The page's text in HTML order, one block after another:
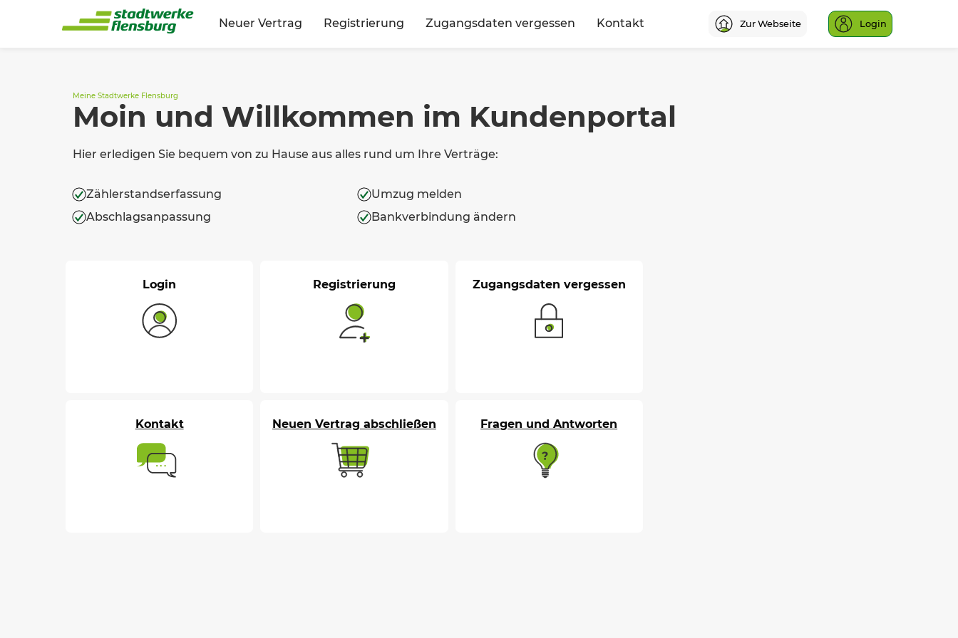
Neuer Vertrag Registrierung Zugangsdaten vergessen Kontakt Zur Webseite Login
Meine Stadtwerke Flensburg
Moin und Willkommen im Kundenportal
Hier erledigen Sie bequem von zu Hause aus alles rund um Ihre Verträge:
Zählerstandserfassung
Umzug melden
Abschlagsanpassung
Bankverbindung ändern
Login Registrierung Zugangsdaten vergessen
Kontakt Neuen Vertrag abschließen Fragen und Antworten